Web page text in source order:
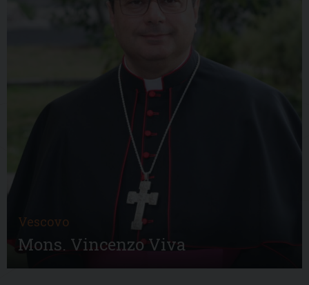
Vescovo
Mons. Vincenzo Viva